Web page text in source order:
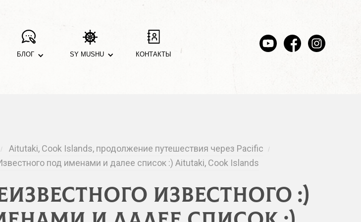
БЛОГ SY MUSHU КОНТАКТЫ
/ Aitutaki, Cook Islands, продолжение путешествия через Pacific /
под именами и далее список :) Aitutaki, Cook Islands
известного :)